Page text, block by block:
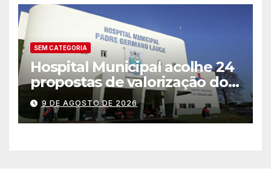
SEM CATEGORIA
Hospital Municipal acolhe 24
propostas de valorização dos
trabalhadores e institui mesa
permanente de negociação
9 DE AGOSTO DE 2026